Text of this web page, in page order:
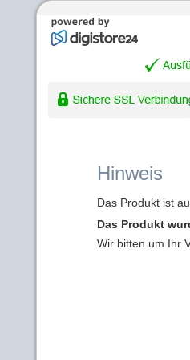
Hinweis
Das Produkt ist
Das Produkt
Wir bitten um Ihr